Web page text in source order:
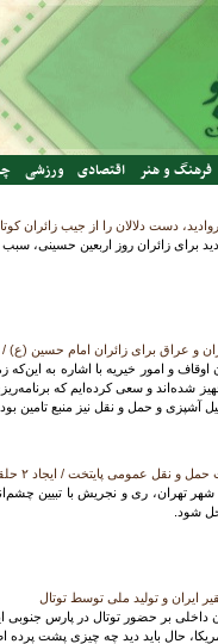
فرهنگ و هنر اقتصادی ورزشی
دست دلالان را از جیب زائران
برای زائران روز اربعین حسینی،
شده‌اند و سعی کرده‌ایم که
آشپزی و حمل و نقل نیز منبع تامین
فکری در راستای ایجاد درآمد پایدار برای تهران / تشریح علت تعطیلی خط ۷ مترو
تهران، ری و نجریش با تبیین
شود.
ایران و تولید ملی توسط توتال
داخلی بر حضور توتال در پارس جنوبی
حال باید دید چه چیزی پشت پرده